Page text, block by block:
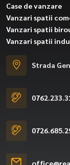
Case de vanzare
Vanzari spatii
Vanzari spatii
Vanzari spatii
Strada